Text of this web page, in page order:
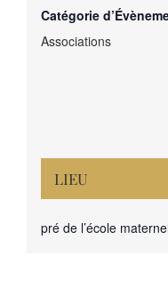
Catégorie
Associations
LIEU
pré de l’école